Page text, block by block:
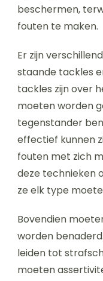
beschermen,
fouten te maken.
Er zijn
staande tackles
tackles zijn over
moeten worden
tegenstander
effectief kunnen
fouten met zich
deze technieken
ze elk type
Bovendien
worden
leiden tot
moeten